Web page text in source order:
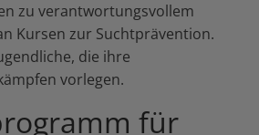
zu verantwortungsvollem
Kursen zur Suchtprävention.
die ihre
vorlegen.
für